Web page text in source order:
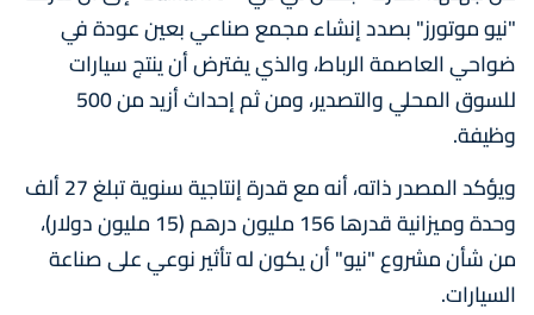
"نيو موتورز" بصدد إنشاء مجمع صناعي بعين عودة في
ضواحي العاصمة الرباط، والذي يفترض أن ينتج سيارات
للسوق المحلي والتصدير، ومن ثم إحداث أزيد من 500
وظيفة.
ويؤكد المصدر ذاته، أنه مع قدرة إنتاجية سنوية تبلغ 27 ألف
وحدة وميزانية قدرها 156 مليون درهم (15 مليون دولار)،
من شأن مشروع "نيو" أن يكون له تأثير نوعي على صناعة
السيارات.